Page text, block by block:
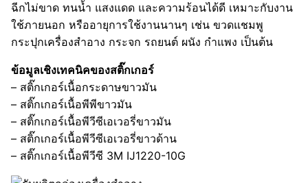
ฉีกไม่ขาด ทนน้ำ แสงแดด และความร้อนได้ดี เหมาะกับงาน
ใช้ภายนอก หรืออายุการใช้งานนานๆ เช่น ขวดแชมพู
กระปุกเครื่องสำอาง กระจก รถยนต์ ผนัง กำแพง เป็นต้น
ข้อมูลเชิงเทคนิคของสติ๊กเกอร์
– สติ๊กเกอร์เนื้อกระดาษขาวมัน
– สติ๊กเกอร์เนื้อพีพีขาวมัน
– สติ๊กเกอร์เนื้อพีวีซีเอเวอรี่ขาวมัน
– สติ๊กเกอร์เนื้อพีวีซีเอเวอรี่ขาวด้าน
– สติ๊กเกอร์เนื้อพีวีซี 3M IJ1220-10G